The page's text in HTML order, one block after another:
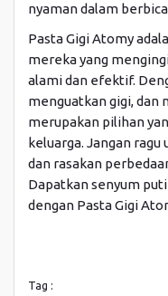
nyaman dalam
Pasta Gigi Atomy
mereka yang
alami dan efektif.
menguatkan gigi, dan
merupakan pilihan
keluarga. Jangan
dan rasakan
Dapatkan senyum
dengan Pasta Gigi
Tag :